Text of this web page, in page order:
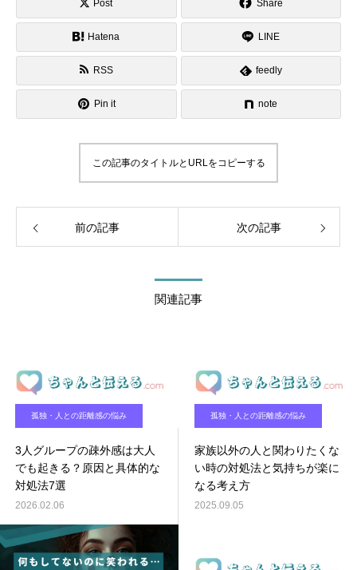
Post Share
Hatena LINE
RSS feedly
Pin it note
この記事のタイトルとURLをコピーする
前の記事 次の記事
関連記事
孤独・人との距離感の悩み
3人グループの疎外感は大人
でも起きる？原因と具体的な
対処法7選
2026.02.06
孤独・人との距離感の悩み
家族以外の人と関わりたくな
い時の対処法と気持ちが楽に
なる考え方
2025.09.05